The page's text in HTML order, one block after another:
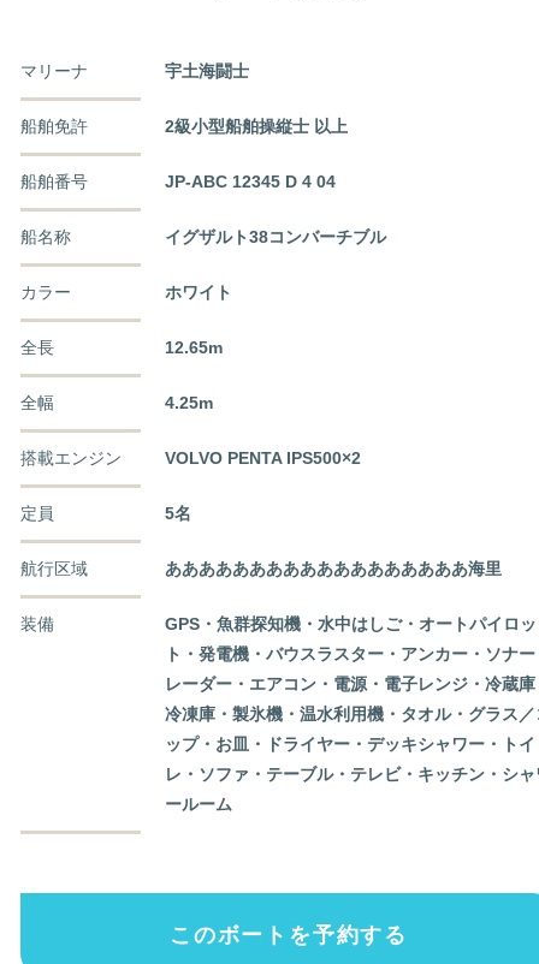
マリーナ 宇土海闘士
船舶免許 2級小型船舶操縦士 以上
船舶番号 JP-ABC 12345 D 4 04
船名称 イグザルト38コンバーチブル
カラー ホワイト
全長 12.65m
全幅 4.25m
搭載エンジン VOLVO PENTA IPS500×2
定員 5名
航行区域 ああああああああああああああああああ海里
装備
GPS・魚群探知機・水中はしご・オートパイロッ
ト・発電機・バウスラスター・アンカー・ソナー
レーダー・エアコン・電源・電子レンジ・冷蔵庫
冷凍庫・製氷機・温水利用機・タオル・グラス／
ップ・お皿・ドライヤー・デッキシャワー・トイ
レ・ソファ・テーブル・テレビ・キッチン・シャ
ールーム
このボートを予約する